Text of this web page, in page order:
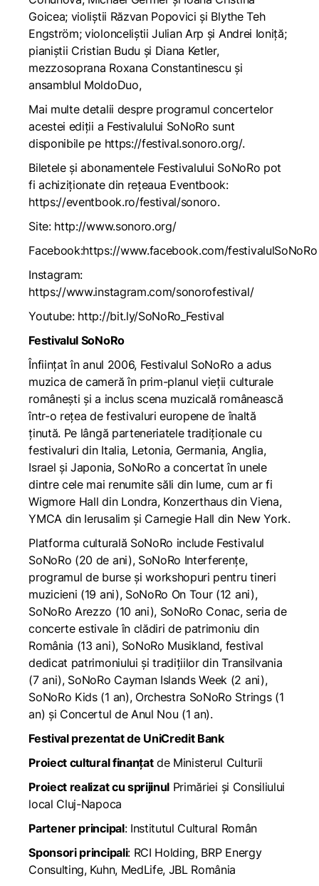
Goicea; violiștii Răzvan Popovici și Blythe Teh
Engström; violonceliștii Julian Arp și Andrei Ioniță;
pianiștii Cristian Budu și Diana Ketler,
mezzosoprana Roxana Constantinescu și
ansamblul MoldoDuo,
Mai multe detalii despre programul concertelor
acestei ediții a Festivalului SoNoRo sunt
disponibile pe https://festival.sonoro.org/.
Biletele și abonamentele Festivalului SoNoRo pot
fi achiziționate din rețeaua Eventbook:
https://eventbook.ro/festival/sonoro.
Site: http://www.sonoro.org/
Facebook:https://www.facebook.com/festivalulSoNoRo
Instagram:
https://www.instagram.com/sonorofestival/
Youtube: http://bit.ly/SoNoRo_Festival
Festivalul SoNoRo
Înființat în anul 2006, Festivalul SoNoRo a adus
muzica de cameră în prim-planul vieții culturale
românești și a inclus scena muzicală românească
într-o rețea de festivaluri europene de înaltă
ținută. Pe lângă parteneriatele tradiționale cu
festivaluri din Italia, Letonia, Germania, Anglia,
Israel și Japonia, SoNoRo a concertat în unele
dintre cele mai renumite săli din lume, cum ar fi
Wigmore Hall din Londra, Konzerthaus din Viena,
YMCA din Ierusalim și Carnegie Hall din New York.
Platforma culturală SoNoRo include Festivalul
SoNoRo (20 de ani), SoNoRo Interferențe,
programul de burse și workshopuri pentru tineri
muzicieni (19 ani), SoNoRo On Tour (12 ani),
SoNoRo Arezzo (10 ani), SoNoRo Conac, seria de
concerte estivale în clădiri de patrimoniu din
România (13 ani), SoNoRo Musikland, festival
dedicat patrimoniului și tradițiilor din Transilvania
(7 ani), SoNoRo Cayman Islands Week (2 ani),
SoNoRo Kids (1 an), Orchestra SoNoRo Strings (1
an) și Concertul de Anul Nou (1 an).
Festival prezentat de UniCredit Bank
Proiect cultural finanțatde Ministerul Culturii
Proiect realizat cu sprijinul Primăriei și Consiliului
local Cluj-Napoca
Partener principal: Institutul Cultural Român
Sponsori principali: RCI Holding, BRP Energy
Consulting, Kuhn, MedLife, JBL România